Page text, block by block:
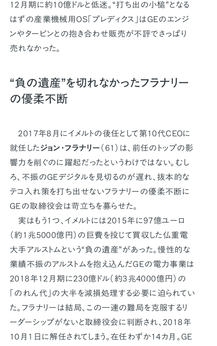
12月期に約10億ドルと低迷。“打ち出の小槌”となる
はずの産業機械用OS「プレディクス」はGEのエンジ
ンやタービンとの抱き合わせ販売が不評でさっぱり
売れなかった。
“負の遺産”を切れなかったフラナリー
の優柔不断
2017年8月にイメルトの後任として第10代CEOに
就任したジョン・フラナリー（61）は、前任のトップの影
響力を削ぐのに躍起だったというわけではない。むし
ろ、不振のGEデジタルを見切るのが遅れ、抜本的な
テコ入れ策を打ち出せないフラナリーの優柔不断に
GEの取締役会は苛立ちを募らせた。
実はもう1つ、イメルトには2015年に97億ユーロ
（約1兆5000億円）の巨費を投じて買収した仏重電
大手アルストムという“負の遺産”があった。慢性的な
業績不振のアルストムを抱え込んだGEの電力事業は
2018年12月期に230億ドル（約3兆4000億円）の
「のれん代」の大半を減損処理する必要に迫られてい
た。フラナリーは結局、この一連の難局を克服するリ
ーダーシップがないと取締役会に判断され、2018年
10月1日に解任されてしまう。在任わずか14カ月。GE